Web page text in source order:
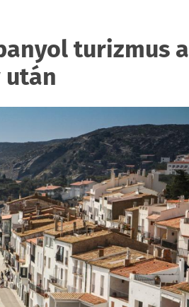
turizmus a